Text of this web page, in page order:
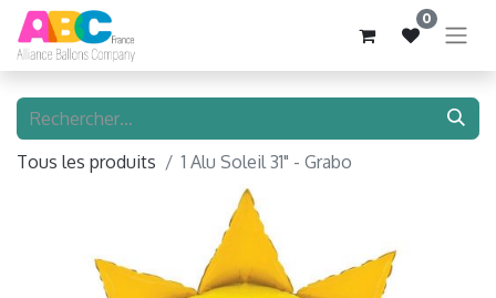
0
Tous les produits 1 Alu Soleil 31" - Grabo